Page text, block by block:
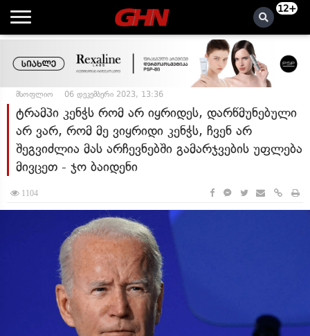
12+
მსოფლიო 06 დეკემბერი 2023, 13:36
ტრამპი კენჭს რომ არ იყრიდეს, დარწმუნებული
არ ვარ, რომ მე ვიყრიდი კენჭს, ჩვენ არ
შეგვიძლია მას არჩევნებში გამარჯვების უფლება
მივცეთ - ჯო ბაიდენი
1104